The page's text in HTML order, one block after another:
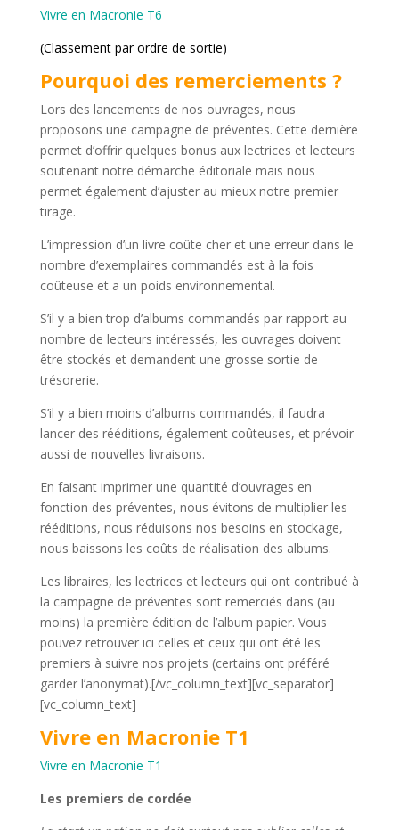
Vivre en Macronie T6
(Classement par ordre de sortie)
Pourquoi des remerciements ?
Lors des lancements de nos ouvrages, nous
proposons une campagne de préventes. Cette dernière
permet d’offrir quelques bonus aux lectrices et lecteurs
soutenant notre démarche éditoriale mais nous
permet également d’ajuster au mieux notre premier
tirage.
L’impression d’un livre coûte cher et une erreur dans le
nombre d’exemplaires commandés est à la fois
coûteuse et a un poids environnemental.
S’il y a bien trop d’albums commandés par rapport au
nombre de lecteurs intéressés, les ouvrages doivent
être stockés et demandent une grosse sortie de
trésorerie.
S’il y a bien moins d’albums commandés, il faudra
lancer des rééditions, également coûteuses, et prévoir
aussi de nouvelles livraisons.
En faisant imprimer une quantité d’ouvrages en
fonction des préventes, nous évitons de multiplier les
rééditions, nous réduisons nos besoins en stockage,
nous baissons les coûts de réalisation des albums.
Les libraires, les lectrices et lecteurs qui ont contribué à
la campagne de préventes sont remerciés dans (au
moins) la première édition de l’album papier. Vous
pouvez retrouver ici celles et ceux qui ont été les
premiers à suivre nos projets (certains ont préféré
garder l’anonymat).[/vc_column_text][vc_separator]
[vc_column_text]
Vivre en Macronie T1
Vivre en Macronie T1
Les premiers de cordée